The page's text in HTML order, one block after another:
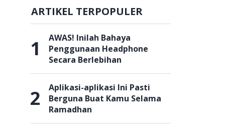
ARTIKEL TERPOPULER
1
AWAS! Inilah Bahaya
Penggunaan Headphone
Secara Berlebihan
2
Aplikasi-aplikasi Ini Pasti
Berguna Buat Kamu Selama
Ramadhan